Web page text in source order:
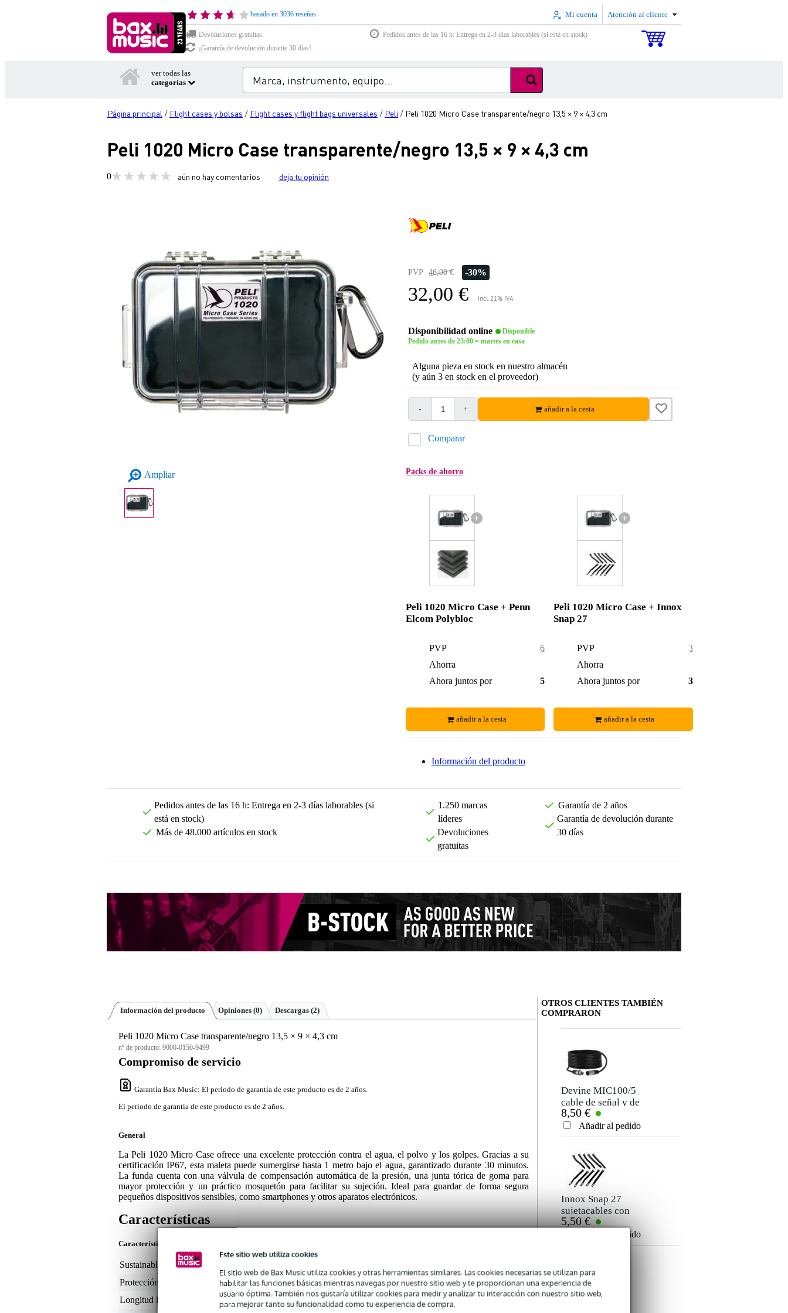
Este sitio web utiliza cookies
El sitio web de Bax Music utiliza cookies y otras herramientas similares. Las cookies necesarias se utilizan para
habilitar las funciones básicas mientras navegas por nuestro sitio web y te proporcionan una experiencia de
usuario óptima. También nos gustaría utilizar cookies para medir y analizar tu interacción con nuestro sitio web,
para mejorar tanto su funcionalidad como tu experiencia de compra.
basado en 3036 reseñas Mi cuenta Atención al cliente
Devoluciones gratuitas
Pedidos antes de las 16 h: Entrega en 2-3 días laborables (si está en stock)
¡Garantía de devolución durante 30 días!
ver todas las
categorías
Página principal / Flight cases y bolsas / Flight cases y flight bags universales / Peli / Peli 1020 Micro Case transparente/negro 13,5 × 9 × 4,3 cm
Peli 1020 Micro Case transparente/negro 13,5 × 9 × 4,3 cm
0 aún no hay comentarios deja tu opinión
Ampliar
PVP 46,00 € -30%
32,00 € incl. 21% IVA
Disponibilidad online
Disponible
Pedido antes de 23:00 = martes en casa
Alguna pieza en stock en nuestro almacén
(y aún 3 en stock en el proveedor)
- + añadir a la cesta
Comparar
Packs de ahorro
+
Peli 1020 Micro Case + Penn
Elcom Polybloc
PVP
62,00 €
Ahorra
Ahora juntos por
59,00 €
añadir a la cesta
+
Peli 1020 Micro Case + Innox
Snap 27
PVP
37,50 €
Ahorra
Ahora juntos por
36,00 €
añadir a la cesta
Información del producto
Pedidos antes de las 16 h: Entrega en 2-3 días laborables (si
está en stock)
Más de 48.000 artículos en stock
1.250 marcas
líderes
Devoluciones
gratuitas
Garantía de 2 años
Garantía de devolución durante
30 días
Información del producto Opiniones (0) Descargas (2)
Peli 1020 Micro Case transparente/negro 13,5 × 9 × 4,3 cm
nº de producto: 9000-0150-9499
Compromiso de servicio
Garantía Bax Music: El periodo de garantía de este producto es de 2 años.
El periodo de garantía de este producto es de 2 años.
General
La Peli 1020 Micro Case ofrece una excelente protección contra el agua, el polvo y los golpes. Gracias a su
certificación IP67, esta maleta puede sumergirse hasta 1 metro bajo el agua, garantizado durante 30 minutos.
La funda cuenta con una válvula de compensación automática de la presión, una junta tórica de goma para
mayor protección y un práctico mosquetón para facilitar su sujeción. Ideal para guardar de forma segura
pequeños dispositivos sensibles, como smartphones y otros aparatos electrónicos.
Características
Características del producto
Sustainable product
Protección
estuche
Longitud interna
< 19 cm
Apodo
Clasificación
Aún no hay opiniones sobre este producto.
OTROS CLIENTES TAMBIÉN
COMPRARON
Devine MIC100/5
cable de señal y de
micrófono XLR - 5
metros
8,50 €
Añadir al pedido
Innox Snap 27
sujetacables con
cierres de gancho y
5,50 €
Añadir al pedido